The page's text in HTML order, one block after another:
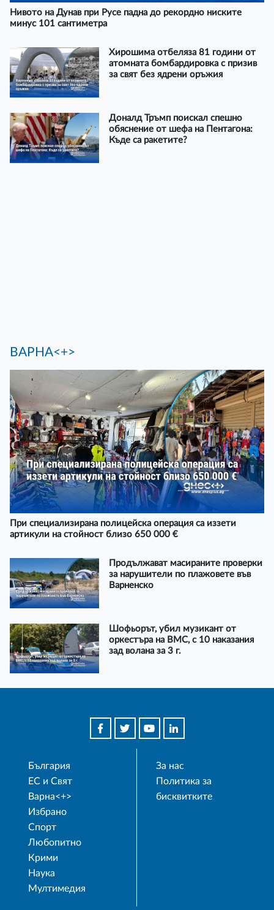
Нивото на Дунав при Русе падна до рекордно ниските
минус 101 сантиметра
Хирошима отбеляза 81 години от
атомната бомбардировка с призив
за свят без ядрени оръжия
Доналд Тръмп поискал спешно
обяснение от шефа на Пентагона:
Къде са ракетите?
ВАРНА<+>
При специализирана полицейска операция са иззети
артикули на стойност близо 650 000 €
Продължават масираните проверки
за нарушители по плажовете във
Варненско
Шофьорът, убил музикант от
оркестъра на ВМС, с 10 наказания
зад волана за 3 г.
България
ЕС и Свят
Варна<+>
Избрано
Спорт
Любопитно
Крими
Наука
Мултимедия
За нас
Политика за
бисквитките